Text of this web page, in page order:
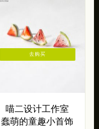
喵二设计工作室
蠢萌的童趣小首饰
去购买